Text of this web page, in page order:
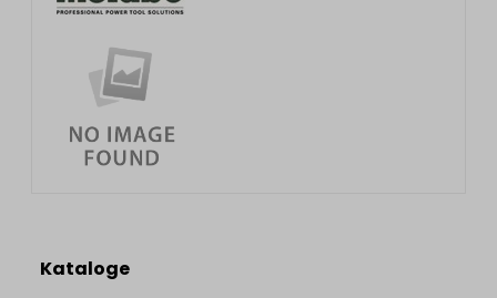
Kataloge